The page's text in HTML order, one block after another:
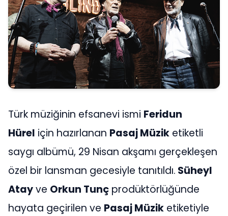
Türk müziğinin efsanevi ismi Feridun
Hürel için hazırlanan Pasaj Müzik etiketli
saygı albümü, 29 Nisan akşamı gerçekleşen
özel bir lansman gecesiyle tanıtıldı. Süheyl
Atayve Orkun Tunç prodüktörlüğünde
hayata geçirilen ve Pasaj Müzik etiketiyle